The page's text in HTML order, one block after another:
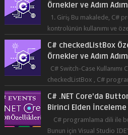
Örnekler ve Adım
1. Giriş Bu makalede, C#
kontrolünün kullanımı ve
C# checkedListBox
Örnekler ve Adım
C# Switch-Case
checkedListBox , C#
C# .NET Core'da
Birinci Elden
C# programlama dili ile
Bunun için Visual Studio